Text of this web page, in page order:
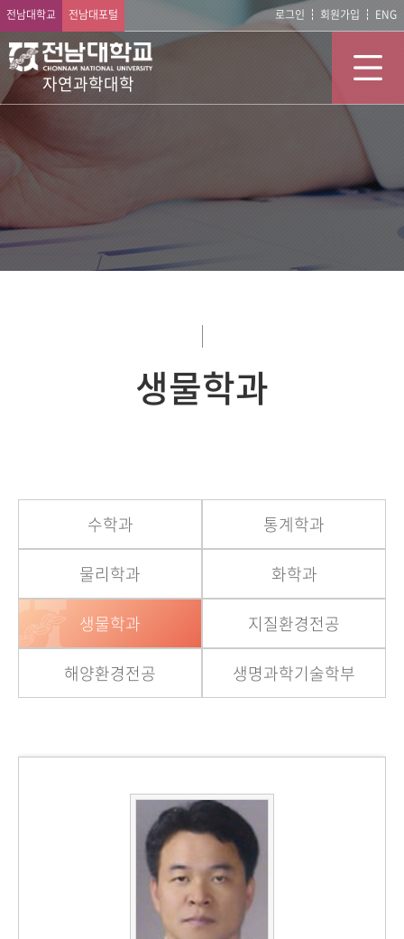
전남대학교 전남대포털 로그인 회원가입 ENG
자연과학대학
생물학과
수학과 통계학과
물리학과 화학과
생물학과 지질환경전공
해양환경전공 생명과학기술학부